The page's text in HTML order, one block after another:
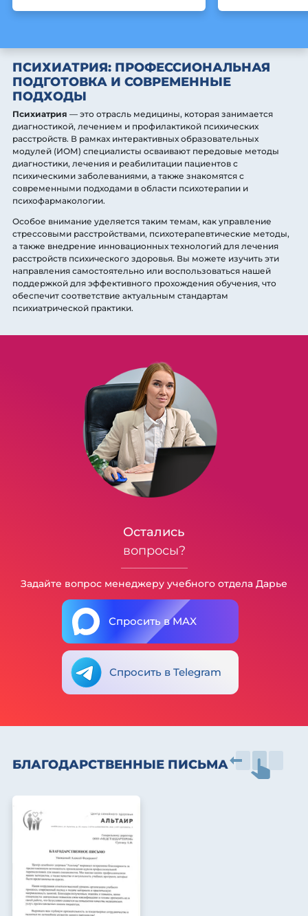
ПСИХИАТРИЯ: ПРОФЕССИОНАЛЬНАЯ
ПОДГОТОВКА И СОВРЕМЕННЫЕ
ПОДХОДЫ
Психиатрия — это отрасль медицины, которая занимается
диагностикой, лечением и профилактикой психических
расстройств. В рамках интерактивных образовательных
модулей (ИОМ) специалисты осваивают передовые методы
диагностики, лечения и реабилитации пациентов с
психическими заболеваниями, а также знакомятся с
современными подходами в области психотерапии и
психофармакологии.
Особое внимание уделяется таким темам, как управление
стрессовыми расстройствами, психотерапевтические методы,
а также внедрение инновационных технологий для лечения
расстройств психического здоровья. Вы можете изучить эти
направления самостоятельно или воспользоваться нашей
поддержкой для эффективного прохождения обучения, что
обеспечит соответствие актуальным стандартам
психиатрической практики.
Остались
вопросы?
Задайте вопрос менеджеру учебного отдела Дарье
Спросить в MAX
Спросить в Telegram
БЛАГОДАРСТВЕННЫЕ ПИСЬМА